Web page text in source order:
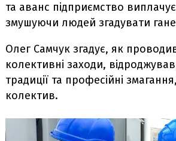
та аванс підприємство
змушуючи людей згадувати
Олег Самчук згадує, як
колективні заходи,
традиції та професійні
колектив.